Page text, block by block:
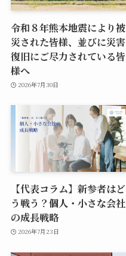
令和８年熊本地震により被
災された皆様、並びに災害
復旧にご尽力されている皆
様へ
2026年7月30日
【代表コラム】新参者はど
う戦う？個人・小さな会社
の成長戦略
2026年7月23日